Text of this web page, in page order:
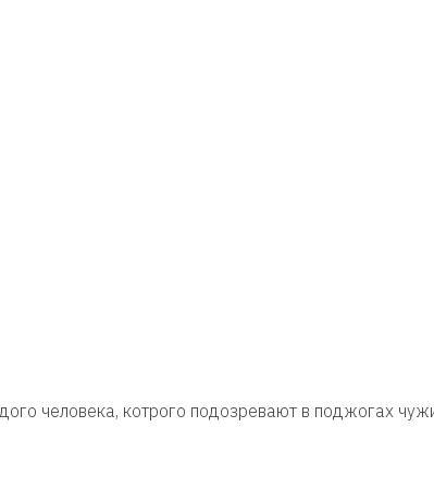
человека, котрого подозревают в поджогах